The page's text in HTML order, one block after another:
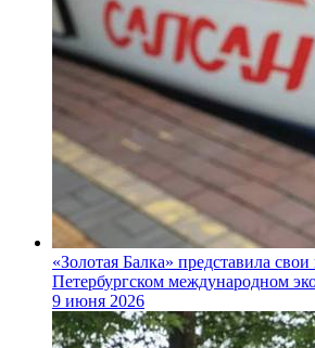
«Золотая Балка» представила
Петербургском международном
9 июня 2026